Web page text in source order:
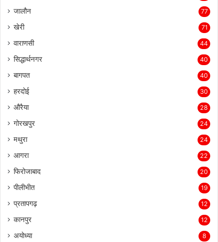
प्रयागराज 94
जालौन 77
71
वाराणसी 44
40
बागपत 40
हरदोई 30
औरैया 28
24
24
आगरा 22
फिरोजाबाद 20
19
12
कानपुर 12